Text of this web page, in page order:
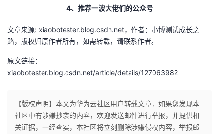
4、推荐一波大佬们的公众号
文章来源: xiaobotester.blog.csdn.net，作者：小博测试成长之
路，版权归原作者所有，如需转载，请联系作者。
原文链接：
xiaobotester.blog.csdn.net/article/details/127063982
【版权声明】本文为华为云社区用户转载文章，如果您发现本
社区中有涉嫌抄袭的内容，欢迎发送邮件进行举报，并提供相
关证据，一经查实，本社区将立刻删除涉嫌侵权内容，举报邮